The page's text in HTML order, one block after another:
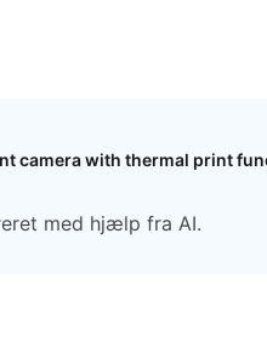
camera with thermal print
med hjælp fra AI.